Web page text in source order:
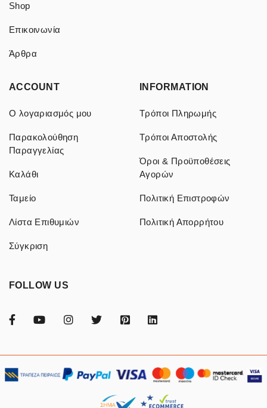
Shop
Επικοινωνία
Άρθρα
ACCOUNT
Ο λογαριασμός μου
Παρακολούθηση
Παραγγελίας
Καλάθι
Ταμείο
Λίστα Επιθυμιών
Σύγκριση
INFORMATION
Τρόποι Πληρωμής
Τρόποι Αποστολής
Όροι & Προϋποθέσεις
Αγορών
Πολιτική Επιστροφών
Πολιτική Απορρήτου
FOLLOW US